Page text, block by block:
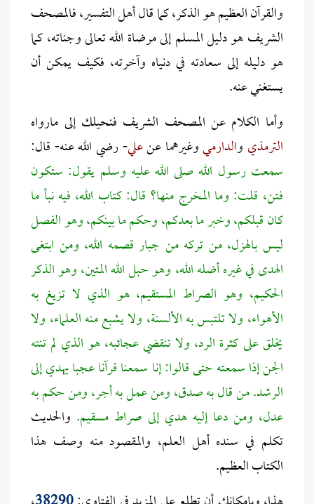
والقرآن العظيم هو الذكر، كما قال أهل التفسير،فالمصحف
الشريف هو دليل المسلم إلى مرضاة الله تعالى وجناته، كما
هو دليله إلى سعادته في دنياه وآخرته، فكيف يمكن أن
يستغني عنه.
وأما الكلام عن المصحف الشريف فنحيلك إلى مارواه
الترمذي والدارميوغيرهما عنعلي- رضي الله عنه- قال:
سمعت رسول الله صلى الله عليه وسلم يقول: ستكون
فتن، قلت: وما المخرج منها؟ قال: كتاب الله، فيه نبأ ما
كان قبلكم، وخبر ما بعدكم، وحكم ما بينكم، وهو الفصل
ليس بالهزل، من تركه من جبار قصمه الله، ومن ابتغى
الهدى في غيره أضله الله، وهو حبل الله المتين، وهو الذكر
الحكيم، وهو الصراط المستقيم، هو الذي لا تزيغ به
الأهواء، ولا تلتبس به الألسنة، ولا يشبع منه العلماء، ولا
يخلق على كثرة الرد، ولا تنقضي عجائبه، هو الذي لم تنته
الجن إذا سمعته حتى قالوا: إنا سمعنا قرآنا عجبا يهدي إلى
الرشد. من قال به صدق، ومن عمل به أجر، ومن حكم به
عدل، ومن دعا إليه هدي إلى صراط مسقيم. والحديث
تكلم في سنده أهل العلم، والمقصود منه وصف هذا
الكتاب العظيم.